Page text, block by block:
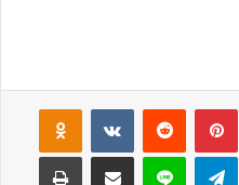
بينتيريست
واتساب لاين